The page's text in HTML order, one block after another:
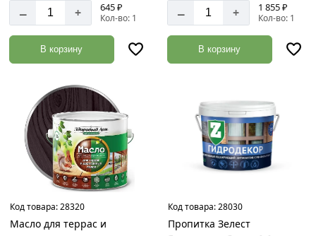
– + 645 ₽
Кол-во: 1
В корзину
– + 1 855 ₽
Кол-во: 1
В корзину
Код товара:28320
Масло для террас и
Код товара:28030
Пропитка Зелест